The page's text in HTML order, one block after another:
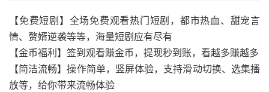
【免费短剧】全场免费观看热门短剧，都市热血、甜宠言
情、赘婿逆袭等等，海量短剧应有尽有
【金币福利】签到观看赚金币，提现秒到账，看越多赚越多
【简洁流畅】操作简单，竖屏体验，支持滑动切换、选集播
放等，给你带来流畅体验